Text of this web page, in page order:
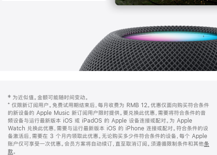
页
页
脚
注
‡ 为近似值。金额可能随时间变动。
⁺ 仅限新订阅用户。免费试用期结束后，每月收费为 RMB 12。优惠仅面向购买符合条件
的新设备的 Apple Music 新订阅用户限时提供。要兑换此优惠，需要将符合条件的音
频设备与运行最新版本 iOS 或 iPadOS 的 Apple 设备连接或配对。为 Apple
Watch 兑换此优惠，需要与运行最新版本 iOS 的 iPhone 连接或配对。符合条件的设
备激活后，需要在 3 个月内领取此优惠。无论购买多少件符合条件的设备，每个 Apple
账户仅可享受一次优惠。会员方案将自动续订，直至取消订阅。须遵循限制条件和其他条
款。